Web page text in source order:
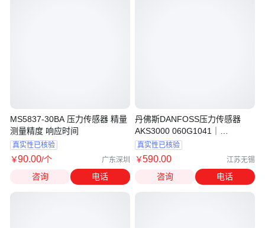
MS5837-30BA 压力传感器 精量
测量精度 响应时间
真实性已核验
￥90.00/个 广东深圳
咨询 电话
丹佛斯DANFOSS压力传感器
AKS3000 060G1041｜
060G1080｜060G1019
真实性已核验
￥590.00 江苏无锡
咨询 电话